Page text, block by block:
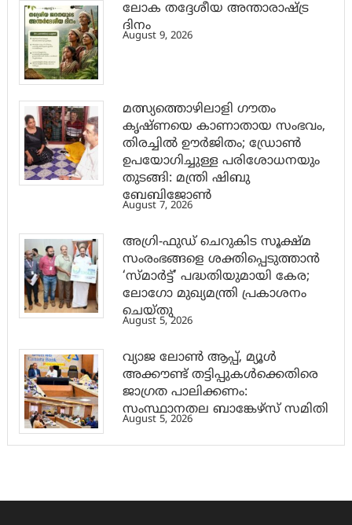
ലോക തദ്ദേശീയ അന്താരാഷ്ട്ര
ദിനം
August 9, 2026
മത്സ്യത്തൊഴിലാളി ഗൗതം
കൃഷ്ണയെ കാണാതായ സംഭവം,
തിരച്ചിൽ ഊർജിതം; ഡ്രോണ്‍
ഉപയോഗിച്ചുള്ള പരിശോധനയും
തുടങ്ങി: മന്ത്രി ഷിബു
ബേബിജോണ്‍
August 7, 2026
അഗ്രി-ഫുഡ് ചെറുകിട സൂക്ഷ്മ
സംരംഭങ്ങളെ ശക്തിപ്പെടുത്താന്‍
‘സ്മാര്‍ട്ട്’ പദ്ധതിയുമായി കേര;
ലോഗോ മുഖ്യമന്ത്രി പ്രകാശനം
ചെയ്തു
August 5, 2026
വ്യാജ ലോൺ ആപ്പ്, മ്യൂൾ
അക്കൗണ്ട് തട്ടിപ്പുകൾക്കെതിരെ
ജാ​ഗ്രത പാലിക്കണം:
സംസ്ഥാനതല ബാങ്കേഴ്സ് സമിതി
August 5, 2026